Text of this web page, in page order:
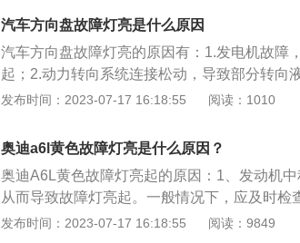
渗透密封胶进行密封处理，如果缝隙大，则需
方向。一般车辆都有自动转向返回功能。如果
回功能有问题。通常出现这种故障的部位是转
坏，与方向盘和转向器连接的转向轴万向节缺
换，可到4S店或者汽车修理店进行检测或者更
可能是由于转向器故障、动泵故障、油量不足
封圈失效、两个活塞室连通导致动力失效、储
的；解决方法：建议车主去4S店或修理厂进行
法解决此问题或容易使汽车产生新的问题，造
给发动机电脑，根据最佳空燃比，最后由ECU
流量传感器异常带来的影响也是混合气过浓或
亮。此时应该去4s店找专业维修人员进行检
求的油液，发动机就会加快磨损，发动机故障
不良的问题有火花塞故障、点火线圈故障、燃
碳或爆震也在影响着发动机，其中发动机故障
油路、清理积碳等措施都有可能消除发动机故
诊断仪可以快速了解发动机故障灯的来源。发
油和机油，有可能会造成发动机的磨损，导致
求的燃油和机油；3、混合气燃烧不良。混合
震，被氧传感器监测到并报告给ECU后，亮起
火线圈故障、燃油泵故障、油路堵塞等都会引
法：检查故障部位，然后维修；4、增压问题
油、机油消耗量大、动力下降、金属异响、排
法：更换涡轮增压器；5、进气问题。如果汽
动机管路堵塞，严重的话就会引起发动机故
排气故障也会导致发动机故障灯亮。后氧传感
汽车方向盘故障灯亮是什么原因
汽车方向盘故障灯亮的原因有：1.发电机故障
起；2.动力转向系统连接松动，导致部分转向
泵损坏也会导致方向盘灯亮起；5.转向系统含
导致转向泵的流量控制阀被卡住。汽车方向盘
机、增压泵、转向器等机构是否处于损坏状态
否有松动。检查轮胎压力是否正常。更换动力
的方向盘灯其实指的是转向动力系统。当方向
汽车的转向动力系统有问题。黄灯亮时，表示
发布时间：2023-07-17 16:18:55 阅读：1010
奥迪a6l黄色故障灯亮是什么原因？
奥迪A6L黄色故障灯亮起的原因：1、发动机
从而导致故障灯亮起。一般情况下，应及时
进行保养。2、如果发动机氧传感器出现故障
发布时间：2023-07-17 16:18:55 阅读：9849